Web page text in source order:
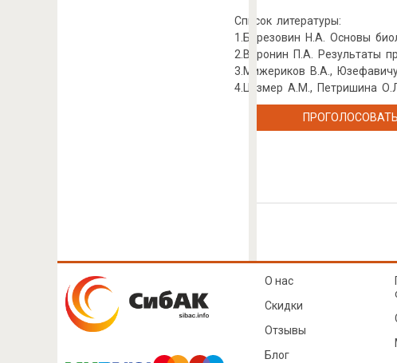
Список литературы:
1.Березовин Н.А. Основы
2.Воронин П.А. Результаты
3.Мижериков В.А.,
4.Цузмер А.М., Петришина
О нас
Скидки
Отзывы
Блог